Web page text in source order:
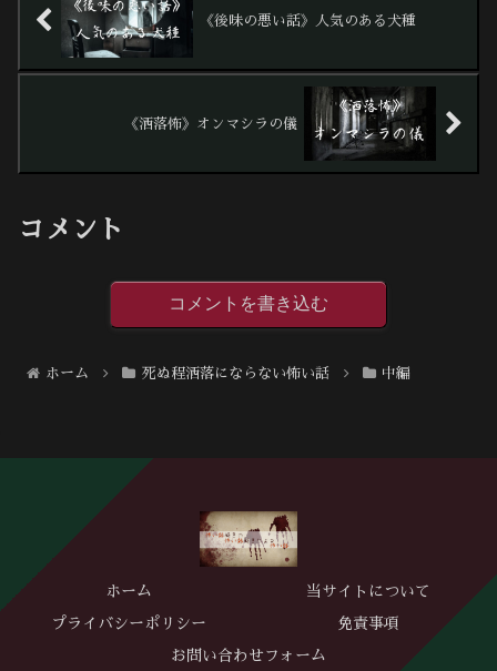
《後味の悪い話》人気のある犬種
《洒落怖》オンマシラの儀
コメント
コメントを書き込む
ホーム 死ぬ程洒落にならない怖い話 中編
ホーム 当サイトについて
プライバシーポリシー 免責事項
お問い合わせフォーム